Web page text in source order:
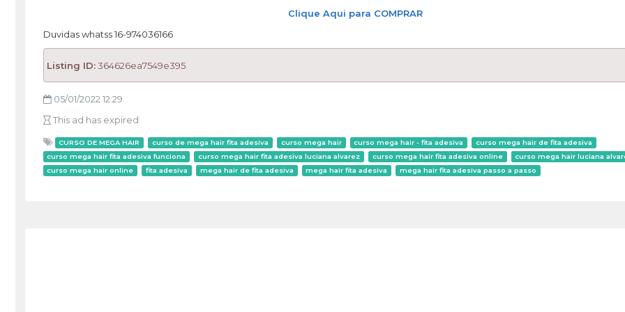
Clique Aqui para COMPRAR
Duvidas whatss 16-974036166
Listing ID:364626ea7549e395
05/01/2022 12:29
This ad has expired
CURSO DE MEGA HAIR curso de mega hair fita adesiva curso mega hair curso mega hair - fita adesiva
curso mega hair de fita adesiva
curso mega hair fita adesiva funciona
curso mega hair fita adesiva luciana alvarez curso mega hair fita adesiva online
curso mega hair luciana
curso mega hair online
fita adesiva mega hair de fita adesiva mega hair fita adesiva mega hair fita adesiva passo a passo